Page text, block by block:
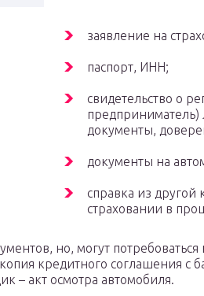
заявление на
паспорт, ИНН;
свидетельство о
предприниматель)
документы,
документы на
справка из
страховании в
но, могут
кредитного соглашения с
– акт осмотра автомобиля.